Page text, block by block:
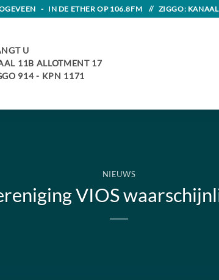
- IN DE ETHER OP 106.8FM // ZIGGO:
U
11B ALLOTMENT 17
914 - KPN 1171
NIEUWS
VIOS